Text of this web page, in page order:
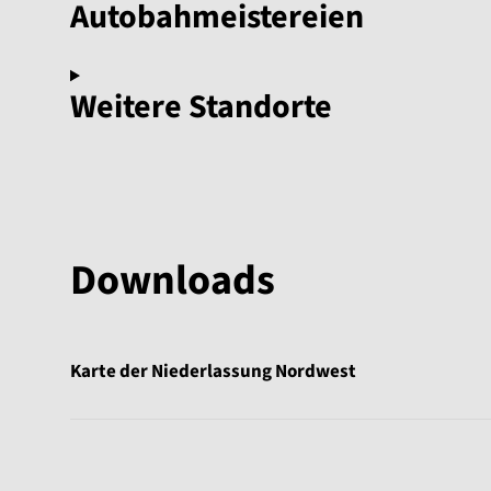
Autobahmeistereien
Weitere Standorte
Downloads
Karte der Niederlassung Nordwest